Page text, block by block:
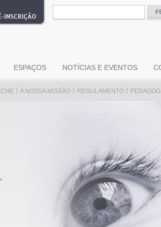
NOTÍCIAS E EVENTOS
ESPAÇOS
REGULAMENTO
A NOSSA MISSÃO